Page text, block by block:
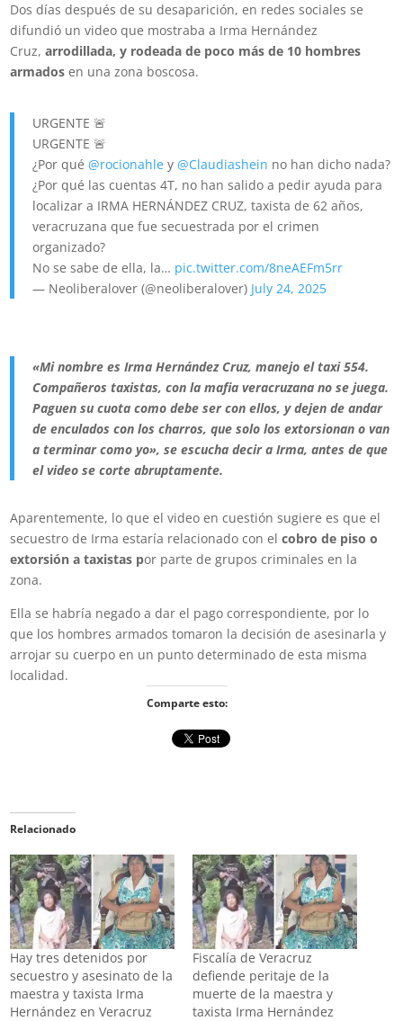
Dos días después de su desaparición, en redes sociales se
difundió un video que mostraba a Irma Hernández
Cruz,arrodillada, y rodeada de poco más de 10 hombres
armados en una zona boscosa.
URGENTE 🚨
URGENTE 🚨
¿Por qué@rocionahle y@Claudiashein no han dicho nada?
¿Por qué las cuentas 4T, no han salido a pedir ayuda para
localizar a IRMA HERNÁNDEZ CRUZ, taxista de 62 años,
veracruzana que fue secuestrada por el crimen
organizado?
No se sabe de ella, la… pic.twitter.com/8neAEFm5rr
— Neoliberalover (@neoliberalover) July 24, 2025
«Mi nombre es Irma Hernández Cruz, manejo el taxi 554.
Compañeros taxistas, con la mafia veracruzana no se juega.
Paguen su cuota como debe ser con ellos, y dejen de andar
de enculados con los charros, que solo los extorsionan o van
a terminar como yo», se escucha decir a Irma, antes de que
el video se corte abruptamente.
Aparentemente, lo que el video en cuestión sugiere es que el
secuestro de Irma estaría relacionado con el cobro de piso o
extorsión a taxistas por parte de grupos criminales en la
zona.
Ella se habría negado a dar el pago correspondiente, por lo
que los hombres armados tomaron la decisión de asesinarla y
arrojar su cuerpo en un punto determinado de esta misma
localidad.
Comparte esto:
Relacionado
Hay tres detenidos por
secuestro y asesinato de la
maestra y taxista Irma
Hernández en Veracruz
Fiscalía de Veracruz
defiende peritaje de la
muerte de la maestra y
taxista Irma Hernández